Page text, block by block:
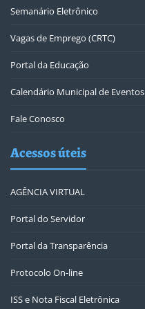
Semanário Eletrônico
Vagas de Emprego (CRTC)
Portal da Educação
Calendário Municipal de Eventos
Fale Conosco
Acessos úteis
AGÊNCIA VIRTUAL
Portal do Servidor
Portal da Transparência
Protocolo On-line
ISS e Nota Fiscal Eletrônica